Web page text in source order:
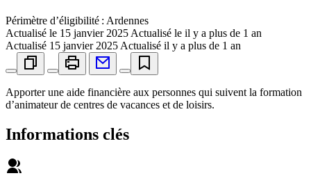
Périmètre d’éligibilité : Ardennes
Actualisé le 15 janvier 2025 Actualisé le il y a plus de 1 an
Actualisé 15 janvier 2025 Actualisé il y a plus de 1 an
Apporter une aide financière aux personnes qui suivent la formation
d’animateur de centres de vacances et de loisirs.
Informations clés